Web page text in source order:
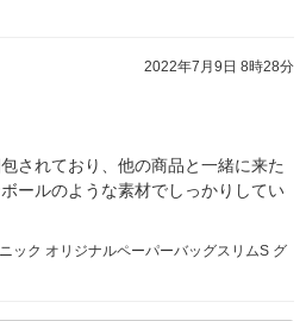
2022年7月9日 8時28分
されており、他の商品と一緒に来た
ールのような素材でしっかりしてい
ック オリジナルペーパーバッグスリムS グ